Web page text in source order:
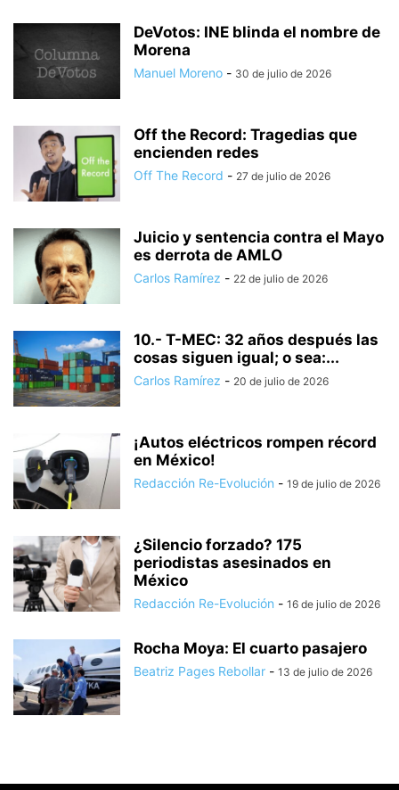
DeVotos: INE blinda el nombre de
Morena
Manuel Moreno - 30 de julio de 2026
Off the Record: Tragedias que
encienden redes
Off The Record - 27 de julio de 2026
Juicio y sentencia contra el Mayo
es derrota de AMLO
Carlos Ramírez - 22 de julio de 2026
10.- T-MEC: 32 años después las
cosas siguen igual; o sea:...
Carlos Ramírez - 20 de julio de 2026
¡Autos eléctricos rompen récord
en México!
Redacción Re-Evolución - 19 de julio de 2026
¿Silencio forzado? 175
periodistas asesinados en
México
Redacción Re-Evolución - 16 de julio de 2026
Rocha Moya: El cuarto pasajero
Beatriz Pages Rebollar - 13 de julio de 2026